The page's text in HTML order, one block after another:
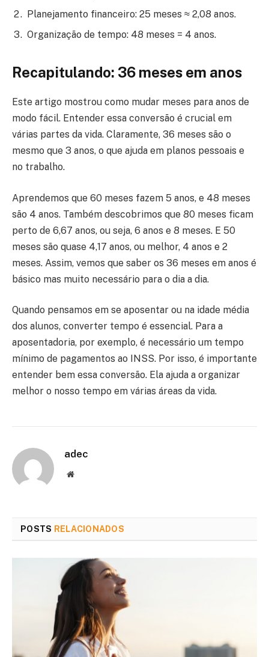
Planejamento financeiro: 25 meses ≈ 2,08 anos.
Organização de tempo: 48 meses = 4 anos.
Recapitulando: 36 meses em anos
Este artigo mostrou como mudar meses para anos de
modo fácil. Entender essa conversão é crucial em
várias partes da vida. Claramente, 36 meses são o
mesmo que 3 anos, o que ajuda em planos pessoais e
no trabalho.
Aprendemos que 60 meses fazem 5 anos, e 48 meses
são 4 anos. Também descobrimos que 80 meses ficam
perto de 6,67 anos, ou seja, 6 anos e 8 meses. E 50
meses são quase 4,17 anos, ou melhor, 4 anos e 2
meses. Assim, vemos que saber os 36 meses em anos é
básico mas muito necessário para o dia a dia.
Quando pensamos em se aposentar ou na idade média
dos alunos, converter tempo é essencial. Para a
aposentadoria, por exemplo, é necessário um tempo
mínimo de pagamentos ao INSS. Por isso, é importante
entender bem essa conversão. Ela ajuda a organizar
melhor o nosso tempo em várias áreas da vida.
adec
Website
POSTS RELACIONADOS